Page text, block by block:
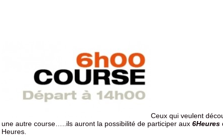
Ceux qui veulent
une autre course…..ils auront la possibilité de participer aux 6Heures
Heures.